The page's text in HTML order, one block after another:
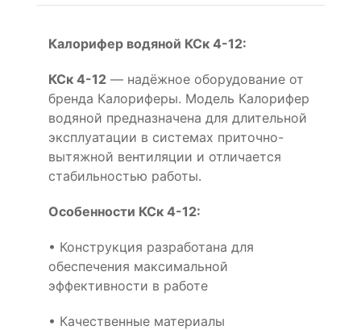
Калорифер водяной КСк 4-12:
КСк 4-12 — надёжное оборудование от
бренда Калориферы. Модель Калорифер
водяной предназначена для длительной
эксплуатации в системах приточно-
вытяжной вентиляции и отличается
стабильностью работы.
Особенности КСк 4-12:
• Конструкция разработана для
обеспечения максимальной
эффективности в работе
• Качественные материалы